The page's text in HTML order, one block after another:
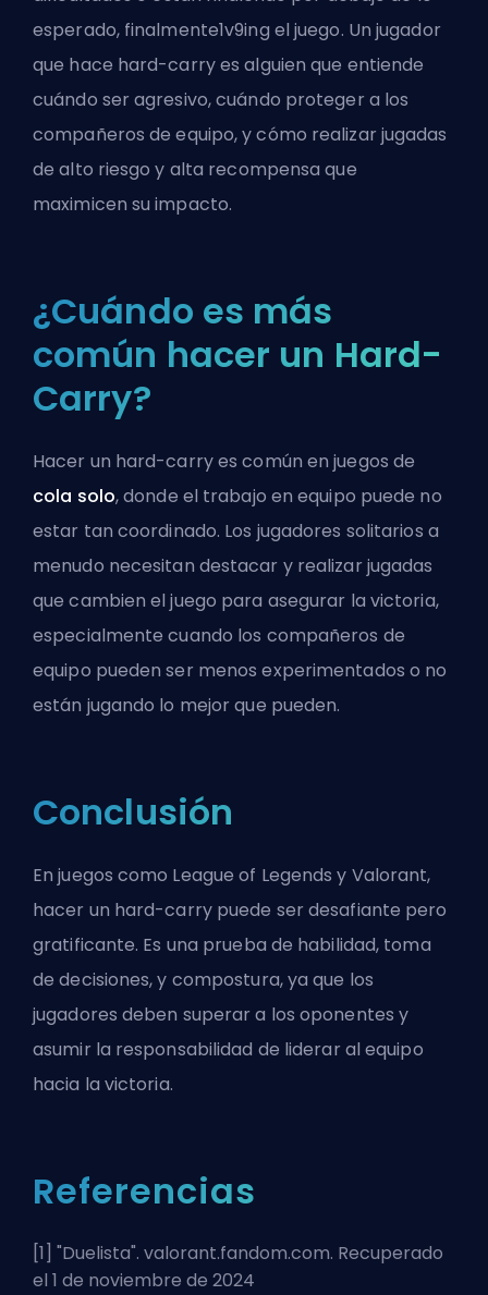
esperado, finalmente1v9ing el juego. Un jugador
que hace hard-carry es alguien que entiende
cuándo ser agresivo, cuándo proteger a los
compañeros de equipo, y cómo realizar jugadas
de alto riesgo y alta recompensa que
maximicen su impacto.
¿Cuándo es más
común hacer un Hard-
Carry?
Hacer un hard-carry es común en juegos de
cola solo, donde el trabajo en equipo puede no
estar tan coordinado. Los jugadores solitarios a
menudo necesitan destacar y realizar jugadas
que cambien el juego para asegurar la victoria,
especialmente cuando los compañeros de
equipo pueden ser menos experimentados o no
están jugando lo mejor que pueden.
Conclusión
En juegos como League of Legends y Valorant,
hacer un hard-carry puede ser desafiante pero
gratificante. Es una prueba de habilidad, toma
de decisiones, y compostura, ya que los
jugadores deben superar a los oponentes y
asumir la responsabilidad de liderar al equipo
hacia la victoria.
Referencias
[1] "Duelista". valorant.fandom.com. Recuperado
el 1 de noviembre de 2024